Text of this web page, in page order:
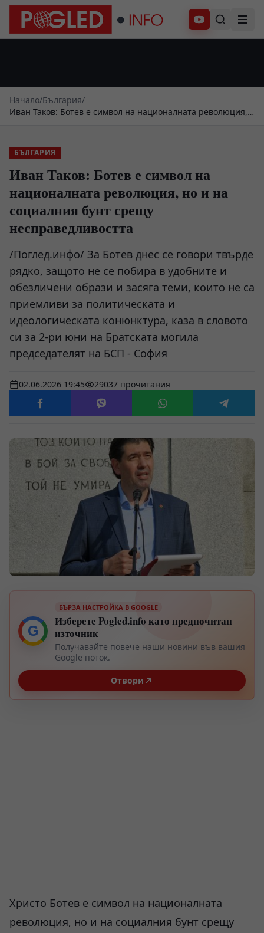
Абонирай се
Начало/България/
Иван Таков: Ботев е символ на националната революция,
БЪЛГАРИЯ
Иван Таков: Ботев е символ на
националната революция, но и на
социалния бунт срещу
несправедливостта
/Поглед.инфо/ За Ботев днес се говори твърде
рядко, защото не се побира в удобните и
обезличени образи и засяга теми, които не са
приемливи за политическата и
идеологическата конюнктура, каза в словото
си за 2-ри юни на Братската могила
председателят на БСП - София
02.06.2026 19:45 29037 прочитания
G
БЪРЗА НАСТРОЙКА В GOOGLE
Изберете Pogled.info като предпочитан
източник
Получавайте повече наши новини във вашия
Google поток.
Отвори
Христо Ботев е символ на националната
революция, но и на социалния бунт срещу